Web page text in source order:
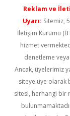
Reklam ve
Uyarı: Sitemiz,
İletişim Kurumu
hizmet
denetleme
Ancak, üyelerimiz
siteye üye olarak
sitesi, herhangi bir